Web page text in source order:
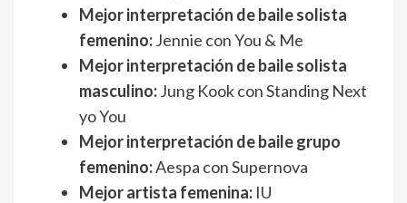
Mejor interpretación de baile solista
femenino:Jennie con You & Me
Mejor interpretación de baile solista
masculino:Jung Kook con Standing Next
yo You
Mejor interpretación de baile grupo
femenino:Aespa con Supernova
Mejor artista femenina: IU